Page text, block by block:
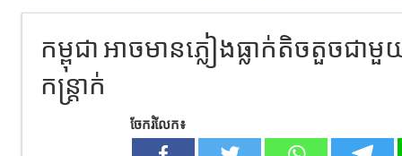
កម្ពុជា​ អាចមានភ្លៀងធ្លាក់តិចតួចជាមួ
កន្ត្រាក់
ចែករំលែក៖